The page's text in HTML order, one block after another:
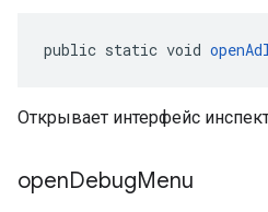
public static void
Открывает интерфейс
openDebugMenu